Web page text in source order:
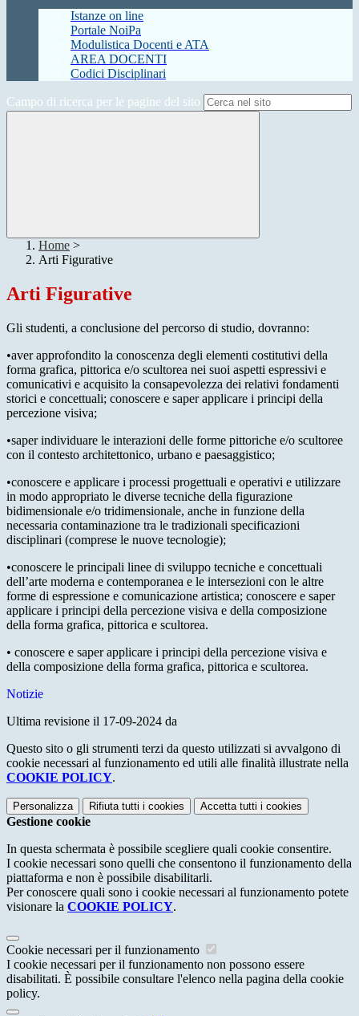
Istanze on line
Portale NoiPa
Modulistica Docenti e ATA
AREA DOCENTI
Codici Disciplinari
Campo di ricerca per le pagine del sito
Home >
Arti Figurative
Arti Figurative
Gli studenti, a conclusione del percorso di studio, dovranno:
•aver approfondito la conoscenza degli elementi costitutivi della
forma grafica, pittorica e/o scultorea nei suoi aspetti espressivi e
comunicativi e acquisito la consapevolezza dei relativi fondamenti
storici e concettuali; conoscere e saper applicare i principi della
percezione visiva;
•saper individuare le interazioni delle forme pittoriche e/o scultoree
con il contesto architettonico, urbano e paesaggistico;
•conoscere e applicare i processi progettuali e operativi e utilizzare
in modo appropriato le diverse tecniche della figurazione
bidimensionale e/o tridimensionale, anche in funzione della
necessaria contaminazione tra le tradizionali specificazioni
disciplinari (comprese le nuove tecnologie);
•conoscere le principali linee di sviluppo tecniche e concettuali
dell’arte moderna e contemporanea e le intersezioni con le altre
forme di espressione e comunicazione artistica; conoscere e saper
applicare i principi della percezione visiva e della composizione
della forma grafica, pittorica e scultorea.
• conoscere e saper applicare i principi della percezione visiva e
della composizione della forma grafica, pittorica e scultorea.
Notizie
Ultima revisione il 17-09-2024 da
Questo sito o gli strumenti terzi da questo utilizzati si avvalgono di
cookie necessari al funzionamento ed utili alle finalità illustrate nella
COOKIE POLICY.
Personalizza Rifiuta tutti i cookies Accetta tutti i cookies
Gestione cookie
In questa schermata è possibile scegliere quali cookie consentire.
I cookie necessari sono quelli che consentono il funzionamento della
piattaforma e non è possibile disabilitarli.
Per conoscere quali sono i cookie necessari al funzionamento potete
visionare la COOKIE POLICY.
Cookie necessari per il funzionamento
I cookie necessari per il funzionamento non possono essere
disabilitati. È possibile consultare l'elenco nella pagina della cookie
policy.